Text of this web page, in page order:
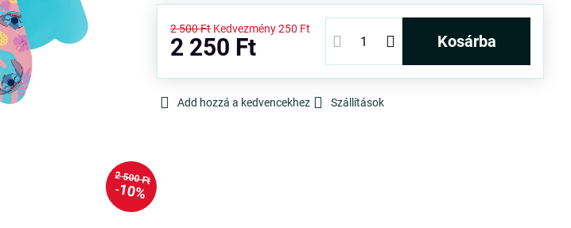
2 500 Ft
10%
2 500 Ft Kedvezmény 250 Ft
2 250 Ft kosárba
Add hozzá a kedvencekhez Szállítások